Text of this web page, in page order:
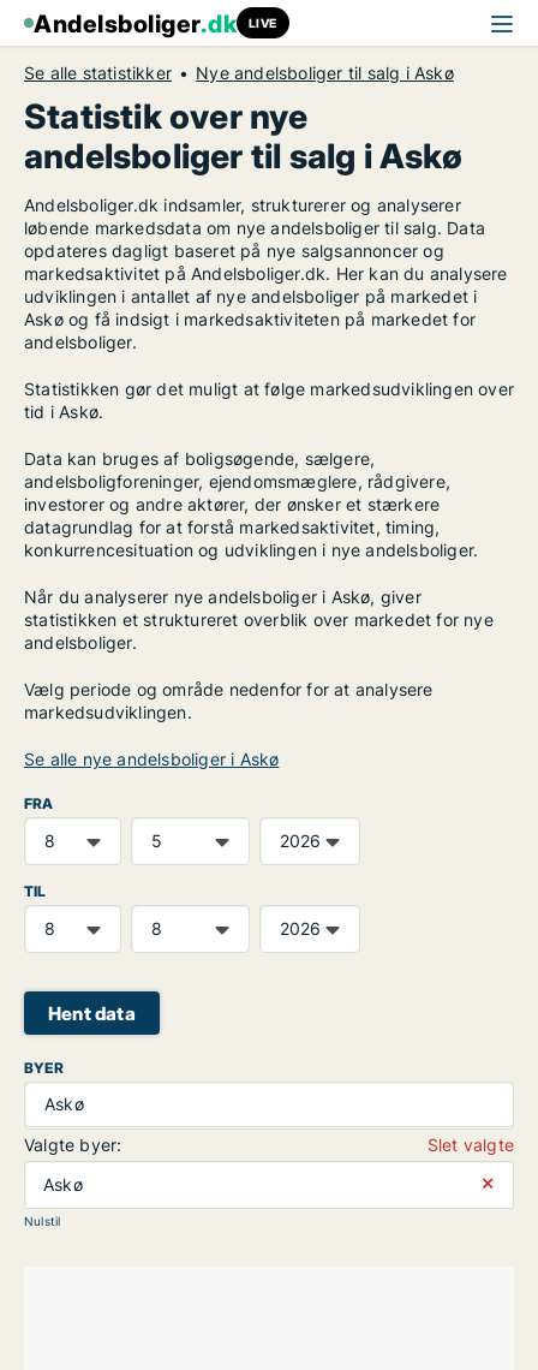
Andelsboliger.dk LIVE
Se alle statistikker Nye andelsboliger til salg i Askø
Statistik over nye
andelsboliger til salg i Askø
Andelsboliger.dk indsamler, strukturerer og analyserer
løbende markedsdata om nye andelsboliger til salg. Data
opdateres dagligt baseret på nye salgsannoncer og
markedsaktivitet på Andelsboliger.dk. Her kan du analysere
udviklingen i antallet af nye andelsboliger på markedet i
Askø og få indsigt i markedsaktiviteten på markedet for
andelsboliger.
Statistikken gør det muligt at følge markedsudviklingen over
tid i Askø.
Data kan bruges af boligsøgende, sælgere,
andelsboligforeninger, ejendomsmæglere, rådgivere,
investorer og andre aktører, der ønsker et stærkere
datagrundlag for at forstå markedsaktivitet, timing,
konkurrencesituation og udviklingen i nye andelsboliger.
Når du analyserer nye andelsboliger i Askø, giver
statistikken et struktureret overblik over markedet for nye
andelsboliger.
Vælg periode og område nedenfor for at analysere
markedsudviklingen.
Se alle nye andelsboliger i Askø
FRA
TIL
Hent data
BYER
Askø
Valgte byer:
Slet valgte
Askø
⨯
Nulstil